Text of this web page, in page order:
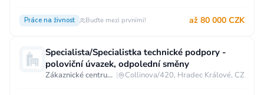
Práce na živnost Buďte mezi prvními! až 80 000 CZK
Specialista/Specialistka technické podpory -
poloviční úvazek, odpolední směny
Zákaznické centrum T-Mobile | Collinova/420, Hradec Králové, CZ